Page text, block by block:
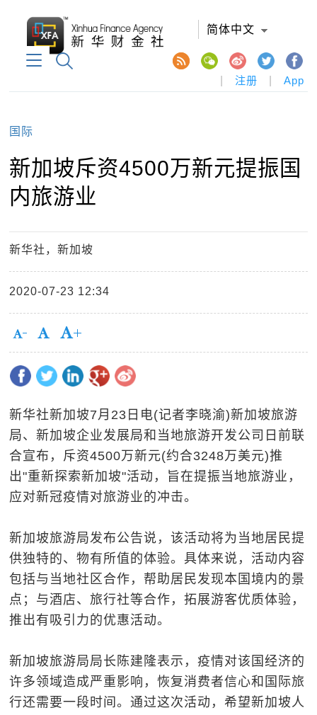
简体中文
注册 App
国际
新加坡斥资4500万新元提振国
内旅游业
新华社，新加坡
2020-07-23 12:34
新华社新加坡7月23日电(记者李晓渝)新加坡旅游
局、新加坡企业发展局和当地旅游开发公司日前联
合宣布，斥资4500万新元(约合3248万美元)推
出"重新探索新加坡"活动，旨在提振当地旅游业，
应对新冠疫情对旅游业的冲击。
新加坡旅游局发布公告说，该活动将为当地居民提
供独特的、物有所值的体验。具体来说，活动内容
包括与当地社区合作，帮助居民发现本国境内的景
点；与酒店、旅行社等合作，拓展游客优质体验，
推出有吸引力的优惠活动。
新加坡旅游局局长陈建隆表示，疫情对该国经济的
许多领域造成严重影响，恢复消费者信心和国际旅
行还需要一段时间。通过这次活动，希望新加坡人